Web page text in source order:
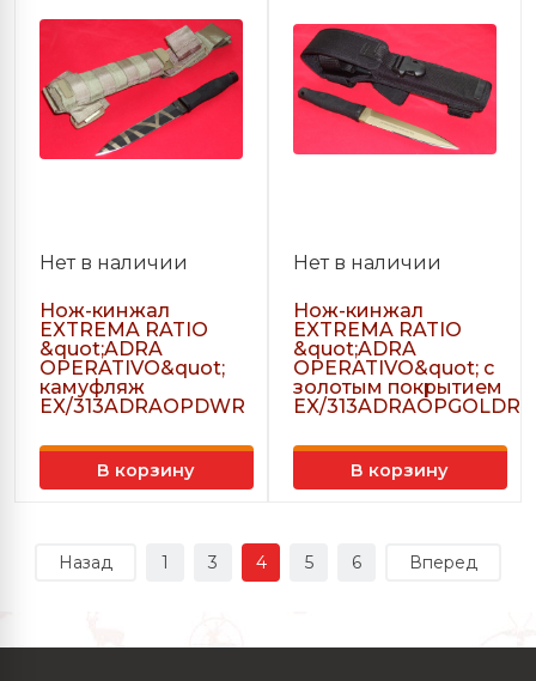
Нет в наличии
Нож-кинжал
EXTREMA RATIO
&quot;ADRA
OPERATIVO&quot;
камуфляж
EX/313ADRAOPDWR
В корзину
Нет в наличии
Нож-кинжал
EXTREMA RATIO
&quot;ADRA
OPERATIVO&quot; с
золотым покрытием
EX/313ADRAOPGOLDR
В корзину
Назад 1 3 4 5 6 Вперед